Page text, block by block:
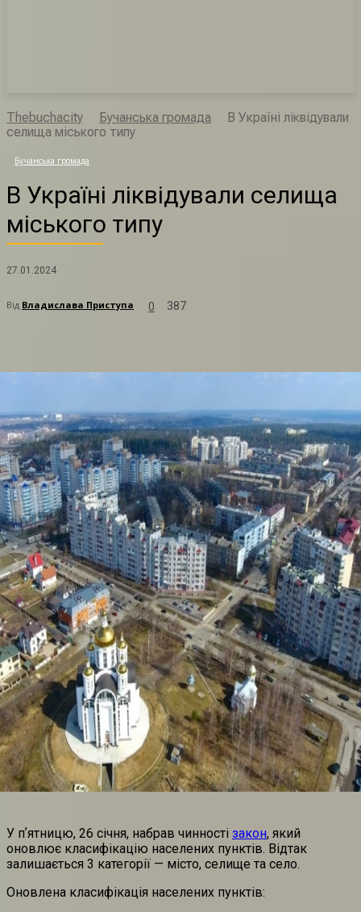
Thebuchacity Бучанська громада
В Україні ліквідували
селища міського типу
Бучанська громада
В Україні ліквідували селища
міського типу
27.01.2024
Від Владислава Приступа 0 387
У пʼятницю, 26 січня, набрав чинності закон, який
оновлює класифікацію населених пунктів. Відтак
залишається 3 категорії — місто, селище та село.
Оновлена класифікація населених пунктів: